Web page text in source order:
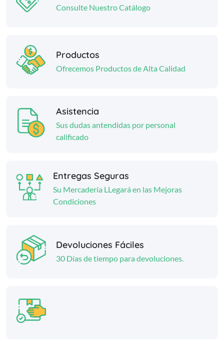
Consulte Nuestro Catálogo
Productos
Ofrecemos Productos de Alta Calidad
Asistencia
Sus dudas antendidas por personal
calificado
Entregas Seguras
Su Mercadería LLegará en las Mejoras
Condiciones
Devoluciones Fáciles
30 Días de tiempo para devoluciones.